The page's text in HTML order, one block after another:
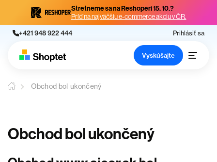
Stretneme sa na Reshoperi 15. 10.?
Príď na najväčšiu e-commerce akciu v ČR.
+421 948 922 444 Prihlásiť sa
Vyskúšajte
Obchod bol ukončený
Obchod bol ukončený